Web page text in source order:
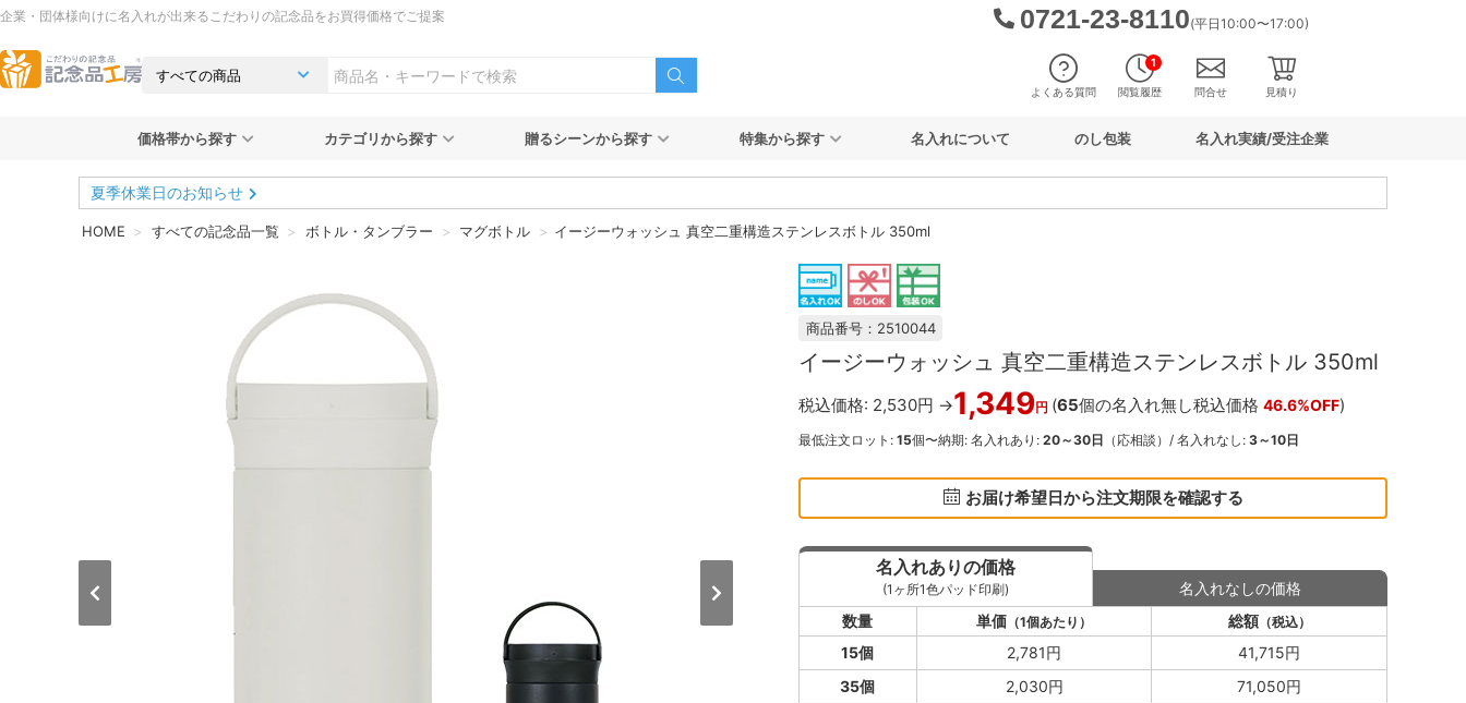
企業・団体様向けに名入れが出来るこだわりの記念品をお買得価格でご提案 0721-23-8110(平日10:00〜17:00)
よくある質問 閲覧履歴
1
問合せ 見積り
価格帯から探す カテゴリから探す 贈るシーンから探す 特集から探す 名入れについて のし包装 名入れ実績/受注企業
夏季休業日のお知らせ
HOME すべての記念品一覧 ボトル・タンブラー マグボトル イージーウォッシュ 真空二重構造ステンレスボトル 350ml
商品番号：2510044
イージーウォッシュ 真空二重構造ステンレスボトル 350ml
税込価格: 2,530円 →1,349円 (65個の名入れ無し税込価格 46.6%OFF)
最低注文ロット: 15個〜納期: 名入れあり: 20～30日 （応相談）/ 名入れなし: 3～10日
お届け希望日から注文期限を確認する
名入れありの価格
(1ヶ所1色パッド印刷)
名入れなしの価格
数量
単価 （1個あたり） 総額（税込）
15個 2,781円
41,715円
35個
2,030円
71,050円